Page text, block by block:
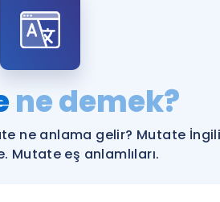
YDS ve YÖKDİL
Rehberlik Aracı
YDS ve YÖKDİL'e
Tüm ÖSYM
ne demek?
ne anlama gelir? Mutate
Mutate eş anlamlıları.